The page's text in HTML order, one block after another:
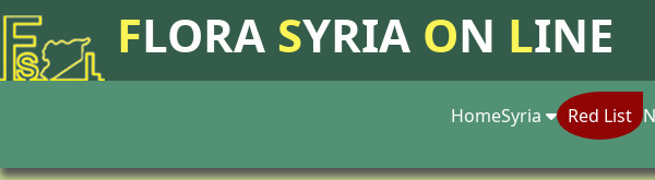
FLORA SYRIA ON LINE
HomeSyria Red List